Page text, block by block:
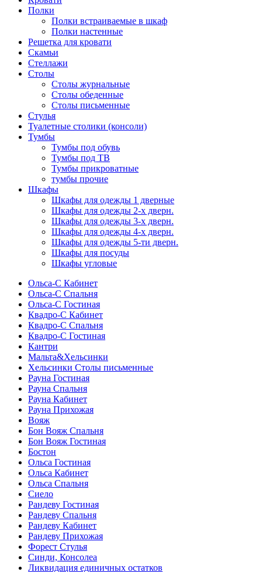
Полки
Полки встраиваемые в шкаф
Полки настенные
Решетка для кровати
Скамьи
Стеллажи
Столы
Столы журнальные
Столы обеденные
Столы письменные
Стулья
Туалетные столики (консоли)
Тумбы
Тумбы под обувь
Тумбы под ТВ
Тумбы прикроватные
тумбы прочие
Шкафы
Шкафы для одежды 1 дверные
Шкафы для одежды 2-х дверн.
Шкафы для одежды 3-х дверн.
Шкафы для одежды 4-х дверн.
Шкафы для одежды 5-ти дверн.
Шкафы для посуды
Шкафы угловые
Ольса-С Кабинет
Ольса-С Спальня
Ольса-С Гостиная
Квадро-С Кабинет
Квадро-С Спальня
Квадро-С Гостиная
Кантри
Мальта&Хельсинки
Хельсинки Столы письменные
Рауна Гостиная
Рауна Спальня
Рауна Кабинет
Рауна Прихожая
Вояж
Бон Вояж Спальня
Бон Вояж Гостиная
Бостон
Ольса Гостиная
Ольса Кабинет
Ольса Спальня
Сиело
Рандеву Гостиная
Рандеву Спальня
Рандеву Кабинет
Рандеву Прихожая
Форест Стулья
Синди, Консолеа
Ликвидация единичных остатков